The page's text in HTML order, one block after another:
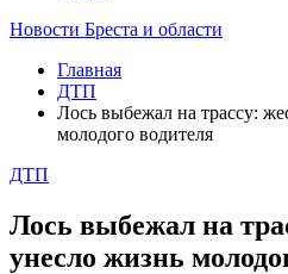
Новости Бреста и области
Главная
ДТП
Лось выбежал на трассу:
молодого водителя
ДТП
Лось выбежал на
унесло жизнь